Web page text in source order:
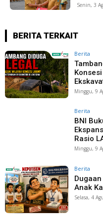
Senin, 3
BERITA TERKAIT
Berita
Minggu, 9
Berita
BNI
Rasio
Minggu, 9
Berita
Anak
Selasa, 4